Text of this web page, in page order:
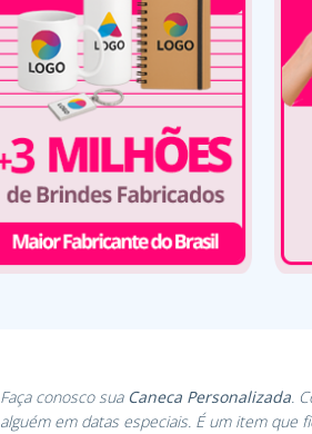
Faça conosco sua Caneca Personalizada.
alguém em datas especiais. É um item que